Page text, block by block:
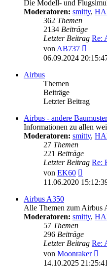
Die Modell- und
Moderatoren: smitty,
362 Themen
2134 Beiträge
Letzter Beitrag Re:
vonAB737
06.09.2024
Airbus
Themen
Beiträge
Letzter Beitrag
Airbus - andere Baumuster
Informationen zu allen
Moderatoren: smitty,
27 Themen
221 Beiträge
Letzter Beitrag Re:
von EK60
Beitrag
11.06.2020
Airbus A350
Alle Themen zum Airbus
Moderatoren: smitty,
57 Themen
296 Beiträge
Letzter Beitrag Re:
von Moonraker
14.10.2025